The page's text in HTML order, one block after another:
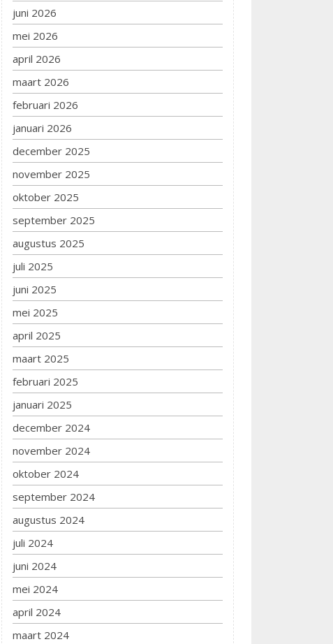
juni 2026
mei 2026
april 2026
maart 2026
februari 2026
januari 2026
december 2025
november 2025
oktober 2025
september 2025
augustus 2025
juli 2025
juni 2025
mei 2025
april 2025
maart 2025
februari 2025
januari 2025
december 2024
november 2024
oktober 2024
september 2024
augustus 2024
juli 2024
juni 2024
mei 2024
april 2024
maart 2024